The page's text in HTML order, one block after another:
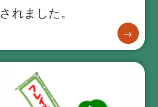
れました。
→